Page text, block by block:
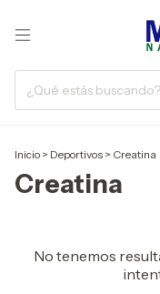
Inicio > Deportivos > Creatina
Creatina
No tenemos